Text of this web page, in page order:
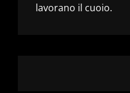
lavorano il cuoio.